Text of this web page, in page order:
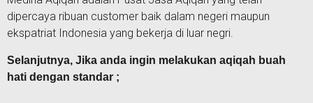
dipercaya ribuan customer baik dalam negeri maupun
ekspatriat Indonesia yang bekerja di luar negri.
Selanjutnya, Jika anda ingin melakukan aqiqah buah
hati dengan standar ;